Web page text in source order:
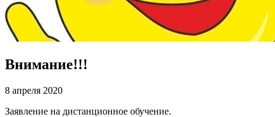
Внимание!!!
8 апреля 2020
Заявление на дистанционное обучение.